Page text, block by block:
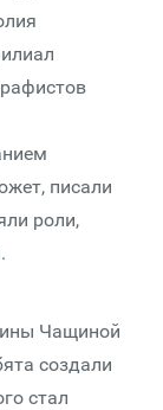
писали
роли,
Чащиной
создали
стал